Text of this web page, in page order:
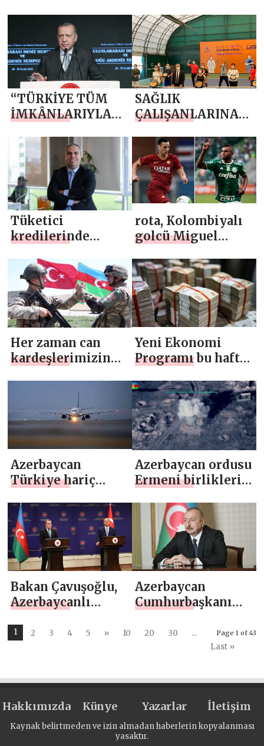
hedefi ateş altına
“TÜRKİYE TÜM
İMKÂNLARIYLA
YANINDA OLMAYI
SÜRDÜRECEK”
SAĞLIK
ÇALIŞANLARINA
Tüketici
kredilerinde
içinde %28,7
büyüme
gerçekleşti
rota, Kolombiyalı
golcü Miguel
Her zaman can
kardeşlerimizin
Yeni Ekonomi
Programı bu hafta
Azerbaycan
Türkiye hariç
Azerbaycan ordusu
Ermeni birlikleri
Bakan Çavuşoğlu,
Azerbaycanlı
Bayramov ile
Azerbaycan
Cumhurbaşkanı
ŞehitlerimizinPage 1 of 43
1 2 3 4 5 » 10 20 30
...
Last »
Hakkımızda Künye Yazarlar İletişim
Kaynak belirtmeden ve izin almadan haberlerin kopyalanması
yasaktır.